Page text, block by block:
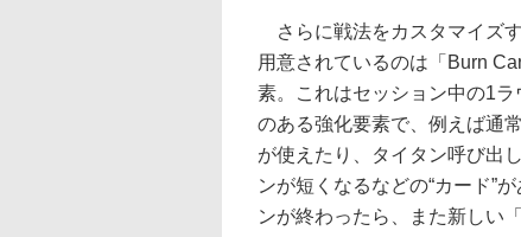
さらに戦法をカスタマイズ
用意されているのは「Burn
素。これはセッション中の1
のある強化要素で、例えば通
が使えたり、タイタン呼び出
ンが短くなるなどの“カード”
ンが終わったら、また新しい